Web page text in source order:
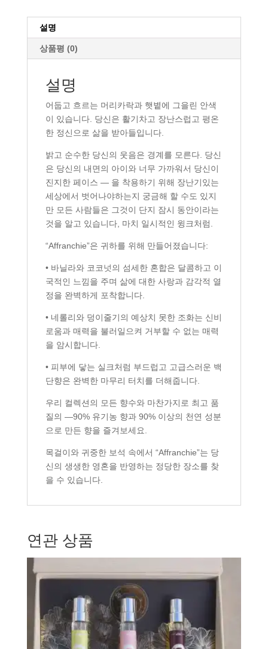
설명
상품평 (0)
설명
어둡고 흐르는 머리카락과 햇볕에 그을린 안색
이 있습니다. 당신은 활기차고 장난스럽고 평온
한 정신으로 삶을 받아들입니다.
밝고 순수한 당신의 웃음은 경계를 모른다. 당신
은 당신의 내면의 아이와 너무 가까워서 당신이
진지한 페이스 — 을 착용하기 위해 장난기있는
세상에서 벗어나야하는지 궁금해 할 수도 있지
만 모든 사람들은 그것이 단지 잠시 동안이라는
것을 알고 있습니다, 마치 일시적인 윙크처럼.
“Affranchie”은 귀하를 위해 만들어졌습니다:
• 바닐라와 코코넛의 섬세한 혼합은 달콤하고 이
국적인 느낌을 주며 삶에 대한 사랑과 감각적 열
정을 완벽하게 포착합니다.
• 네롤리와 덩이줄기의 예상치 못한 조화는 신비
로움과 매력을 불러일으켜 거부할 수 없는 매력
을 암시합니다.
• 피부에 닿는 실크처럼 부드럽고 고급스러운 백
단향은 완벽한 마무리 터치를 더해줍니다.
우리 컬렉션의 모든 향수와 마찬가지로 최고 품
질의 —90% 유기농 향과 90% 이상의 천연 성분
으로 만든 향을 즐겨보세요.
목걸이와 귀중한 보석 속에서 “Affranchie”는 당
신의 생생한 영혼을 반영하는 정당한 장소를 찾
을 수 있습니다.
연관 상품